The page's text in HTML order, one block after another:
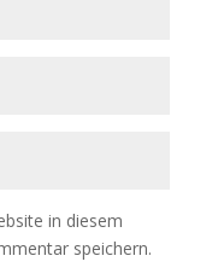
in diesem
speichern.